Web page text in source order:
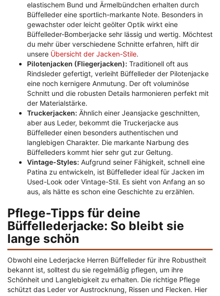
elastischem Bund und Ärmelbündchen erhalten durch
Büffelleder eine sportlich-markante Note. Besonders in
gewachster oder leicht geölter Optik wirkt eine
Büffelleder-Bomberjacke sehr lässig und wertig. Möchtest
du mehr über verschiedene Schnitte erfahren, hilft dir
unsere Übersicht der Jacken-Stile.
Pilotenjacken (Fliegerjacken): Traditionell oft aus
Rindsleder gefertigt, verleiht Büffelleder der Pilotenjacke
eine noch kernigere Anmutung. Der oft voluminöse
Schnitt und die robusten Details harmonieren perfekt mit
der Materialstärke.
Truckerjacken: Ähnlich einer Jeansjacke geschnitten,
aber aus Leder, bekommt die Truckerjacke aus
Büffelleder einen besonders authentischen und
langlebigen Charakter. Die markante Narbung des
Büffelleders kommt hier sehr gut zur Geltung.
Vintage-Styles: Aufgrund seiner Fähigkeit, schnell eine
Patina zu entwickeln, ist Büffelleder ideal für Jacken im
Used-Look oder Vintage-Stil. Es sieht von Anfang an so
aus, als hätte es schon eine Geschichte zu erzählen.
Pflege-Tipps für deine
Büffellederjacke: So bleibt sie
lange schön
Obwohl eine Lederjacke Herren Büffelleder für ihre Robustheit
bekannt ist, solltest du sie regelmäßig pflegen, um ihre
Schönheit und Langlebigkeit zu erhalten. Die richtige Pflege
schützt das Leder vor Austrocknung, Rissen und Flecken. Hier